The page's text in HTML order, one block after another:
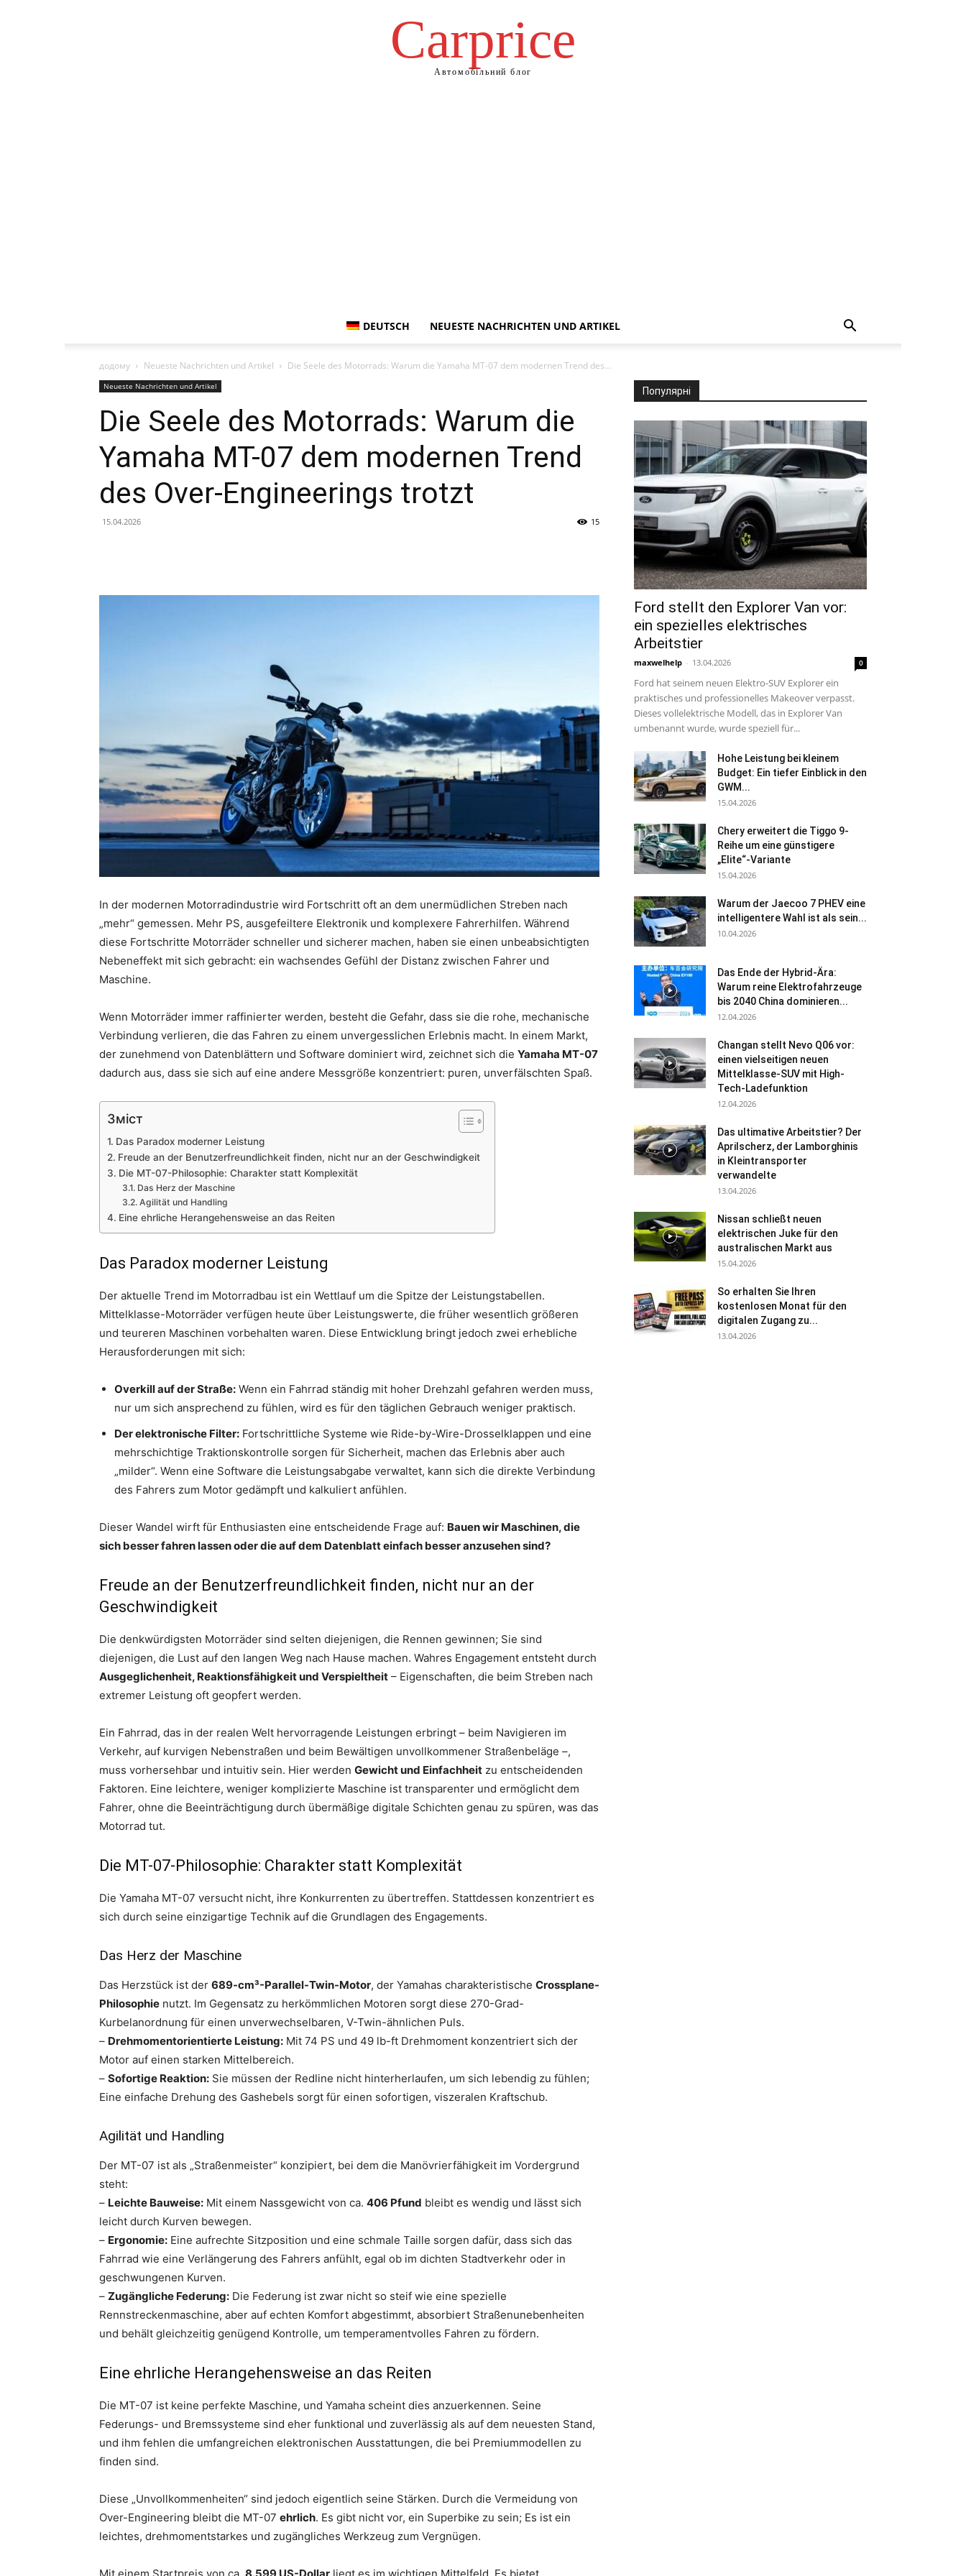
Сarprice
Автомобільний блог
DEUTSCH NEUESTE NACHRICHTEN UND ARTIKEL
додому Neueste Nachrichten und Artikel Die Seele des Motorrads: Warum die Yamaha MT-07 dem modernen Trend des...
Neueste Nachrichten und Artikel
Die Seele des Motorrads: Warum die
Yamaha MT-07 dem modernen Trend
des Over-Engineerings trotzt
15.04.2026 15
In der modernen Motorradindustrie wird Fortschritt oft an dem unermüdlichen Streben nach
„mehr“ gemessen. Mehr PS, ausgefeiltere Elektronik und komplexere Fahrerhilfen. Während
diese Fortschritte Motorräder schneller und sicherer machen, haben sie einen unbeabsichtigten
Nebeneffekt mit sich gebracht: ein wachsendes Gefühl der Distanz zwischen Fahrer und
Maschine.
Wenn Motorräder immer raffinierter werden, besteht die Gefahr, dass sie die rohe, mechanische
Verbindung verlieren, die das Fahren zu einem unvergesslichen Erlebnis macht. In einem Markt,
der zunehmend von Datenblättern und Software dominiert wird, zeichnet sich die Yamaha MT-07
dadurch aus, dass sie sich auf eine andere Messgröße konzentriert: puren, unverfälschten Spaß.
Зміст
Das Paradox moderner Leistung
Freude an der Benutzerfreundlichkeit finden, nicht nur an der Geschwindigkeit
Die MT-07-Philosophie: Charakter statt Komplexität
Das Herz der Maschine
Agilität und Handling
Eine ehrliche Herangehensweise an das Reiten
Das Paradox moderner Leistung
Der aktuelle Trend im Motorradbau ist ein Wettlauf um die Spitze der Leistungstabellen.
Mittelklasse-Motorräder verfügen heute über Leistungswerte, die früher wesentlich größeren
und teureren Maschinen vorbehalten waren. Diese Entwicklung bringt jedoch zwei erhebliche
Herausforderungen mit sich:
Overkill auf der Straße: Wenn ein Fahrrad ständig mit hoher Drehzahl gefahren werden muss,
nur um sich ansprechend zu fühlen, wird es für den täglichen Gebrauch weniger praktisch.
Der elektronische Filter: Fortschrittliche Systeme wie Ride-by-Wire-Drosselklappen und eine
mehrschichtige Traktionskontrolle sorgen für Sicherheit, machen das Erlebnis aber auch
„milder“. Wenn eine Software die Leistungsabgabe verwaltet, kann sich die direkte Verbindung
des Fahrers zum Motor gedämpft und kalkuliert anfühlen.
Dieser Wandel wirft für Enthusiasten eine entscheidende Frage auf: Bauen wir Maschinen, die
sich besser fahren lassen oder die auf dem Datenblatt einfach besser anzusehen sind?
Freude an der Benutzerfreundlichkeit finden, nicht nur an der
Geschwindigkeit
Die denkwürdigsten Motorräder sind selten diejenigen, die Rennen gewinnen; Sie sind
diejenigen, die Lust auf den langen Weg nach Hause machen. Wahres Engagement entsteht durch
Ausgeglichenheit, Reaktionsfähigkeit und Verspieltheit – Eigenschaften, die beim Streben nach
extremer Leistung oft geopfert werden.
Ein Fahrrad, das in der realen Welt hervorragende Leistungen erbringt – beim Navigieren im
Verkehr, auf kurvigen Nebenstraßen und beim Bewältigen unvollkommener Straßenbeläge –,
muss vorhersehbar und intuitiv sein. Hier werden Gewicht und Einfachheit zu entscheidenden
Faktoren. Eine leichtere, weniger komplizierte Maschine ist transparenter und ermöglicht dem
Fahrer, ohne die Beeinträchtigung durch übermäßige digitale Schichten genau zu spüren, was das
Motorrad tut.
Die MT-07-Philosophie: Charakter statt Komplexität
Die Yamaha MT-07 versucht nicht, ihre Konkurrenten zu übertreffen. Stattdessen konzentriert es
sich durch seine einzigartige Technik auf die Grundlagen des Engagements.
Das Herz der Maschine
Das Herzstück ist der 689-cm³-Parallel-Twin-Motor, der Yamahas charakteristische Crossplane-
Philosophie nutzt. Im Gegensatz zu herkömmlichen Motoren sorgt diese 270-Grad-
Kurbelanordnung für einen unverwechselbaren, V-Twin-ähnlichen Puls.
– Drehmomentorientierte Leistung: Mit 74 PS und 49 lb-ft Drehmoment konzentriert sich der
Motor auf einen starken Mittelbereich.
– Sofortige Reaktion: Sie müssen der Redline nicht hinterherlaufen, um sich lebendig zu fühlen;
Eine einfache Drehung des Gashebels sorgt für einen sofortigen, viszeralen Kraftschub.
Agilität und Handling
Der MT-07 ist als „Straßenmeister“ konzipiert, bei dem die Manövrierfähigkeit im Vordergrund
steht:
– Leichte Bauweise: Mit einem Nassgewicht von ca. 406 Pfund bleibt es wendig und lässt sich
leicht durch Kurven bewegen.
– Ergonomie: Eine aufrechte Sitzposition und eine schmale Taille sorgen dafür, dass sich das
Fahrrad wie eine Verlängerung des Fahrers anfühlt, egal ob im dichten Stadtverkehr oder in
geschwungenen Kurven.
– Zugängliche Federung: Die Federung ist zwar nicht so steif wie eine spezielle
Rennstreckenmaschine, aber auf echten Komfort abgestimmt, absorbiert Straßenunebenheiten
und behält gleichzeitig genügend Kontrolle, um temperamentvolles Fahren zu fördern.
Eine ehrliche Herangehensweise an das Reiten
Die MT-07 ist keine perfekte Maschine, und Yamaha scheint dies anzuerkennen. Seine
Federungs- und Bremssysteme sind eher funktional und zuverlässig als auf dem neuesten Stand,
und ihm fehlen die umfangreichen elektronischen Ausstattungen, die bei Premiummodellen zu
finden sind.
Diese „Unvollkommenheiten“ sind jedoch eigentlich seine Stärken. Durch die Vermeidung von
Over-Engineering bleibt die MT-07 ehrlich. Es gibt nicht vor, ein Superbike zu sein; Es ist ein
leichtes, drehmomentstarkes und zugängliches Werkzeug zum Vergnügen.
Популярні
Ford stellt den Explorer Van vor:
ein spezielles elektrisches
Arbeitstier
maxwelhelp - 13.04.2026 0
Ford hat seinem neuen Elektro-SUV Explorer ein
praktisches und professionelles Makeover verpasst.
Dieses vollelektrische Modell, das in Explorer Van
umbenannt wurde, wurde speziell für...
Hohe Leistung bei kleinem
Budget: Ein tiefer Einblick in den
GWM...
15.04.2026
Chery erweitert die Tiggo 9-
Reihe um eine günstigere
„Elite“-Variante
15.04.2026
Warum der Jaecoo 7 PHEV eine
intelligentere Wahl ist als sein...
10.04.2026
Das Ende der Hybrid-Ära:
Warum reine Elektrofahrzeuge
bis 2040 China dominieren...
12.04.2026
Changan stellt Nevo Q06 vor:
einen vielseitigen neuen
Mittelklasse-SUV mit High-
Tech-Ladefunktion
12.04.2026
Das ultimative Arbeitstier? Der
Aprilscherz, der Lamborghinis
in Kleintransporter
verwandelte
13.04.2026
Nissan schließt neuen
elektrischen Juke für den
australischen Markt aus
15.04.2026
So erhalten Sie Ihren
kostenlosen Monat für den
digitalen Zugang zu...
13.04.2026